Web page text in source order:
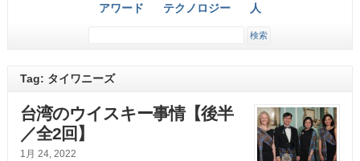
アワード テクノロジー 人
Tag: タイワニーズ
台湾のウイスキー事情【後半
／全2回】
1月 24, 2022